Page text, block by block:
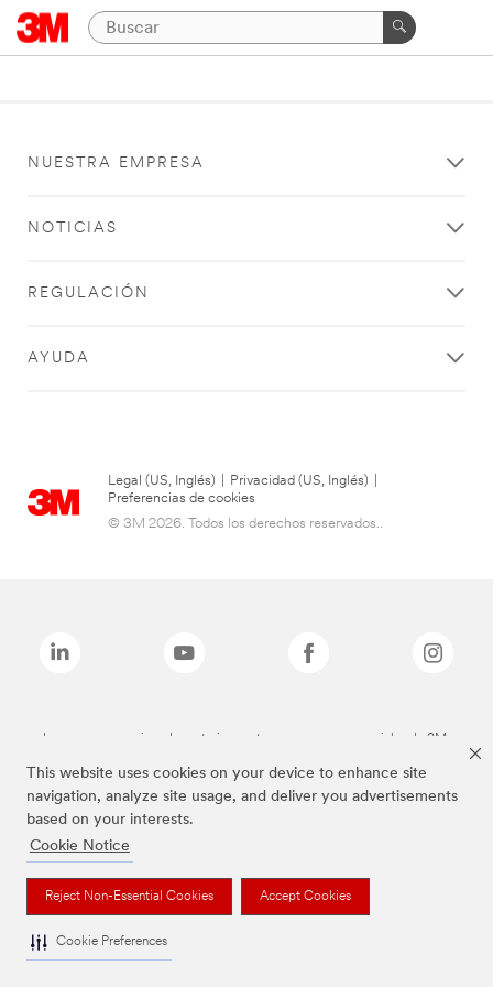
This website uses cookies on your device to enhance site
navigation, analyze site usage, and deliver you advertisements
based on your interests.
Cookie Notice
Reject Non-Essential Cookies Accept Cookies
Cookie Preferences
NUESTRA EMPRESA
NOTICIAS
REGULACIÓN
AYUDA
Legal (US, Inglés) Privacidad (US, Inglés)
Preferencias de cookies
© 3M 2026. Todos los derechos reservados..
Las marcas mencionadas anteriormente son marcas comerciales de 3M.